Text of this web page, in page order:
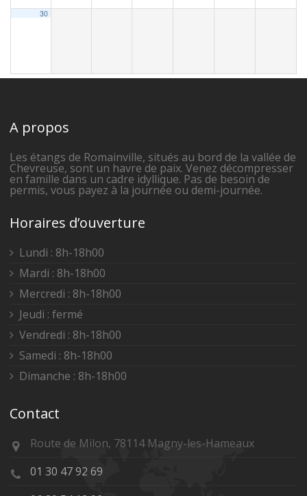
30
A propos
Les étangs de Romainville, situés au bord de la vallée de
Chevreuse, sont un havre de paix. Venez décompresser
en famille dans un cadre idyllique. Pas de besoin de
permis, vous payez à la journée ou demi-journée.
Horaires d’ouverture
Lundi : 8h-18h00
Mardi : 8h-18h00
Mercredi : 8h-18h00
Jeudi : fermé
Vendredi : 8h-18h00
Samedi : 8h-18h00
Dimanche : 8h-18h00
Contact
Route de Milon, 78114 Magny-les-Hameaux
01 30 47 92 69